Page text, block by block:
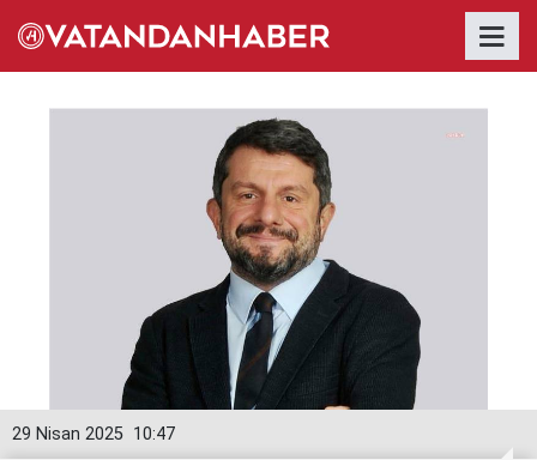
10:47
29 Nisan 2025